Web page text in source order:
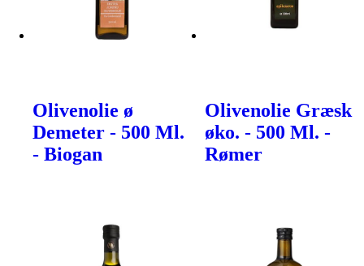
Olivenolie ø
Demeter - 500 Ml.
- Biogan
Olivenolie Græsk
øko. - 500 Ml. -
Rømer